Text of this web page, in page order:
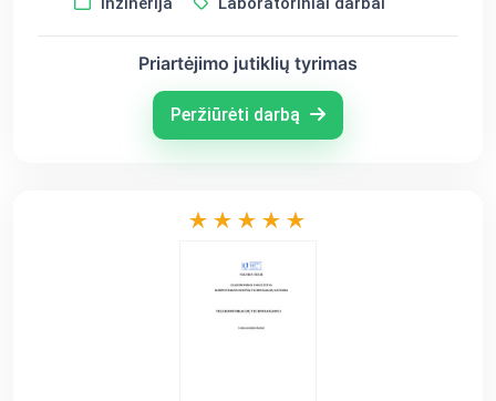
Priartėjimo jutiklių tyrimas
Peržiūrėti darbą